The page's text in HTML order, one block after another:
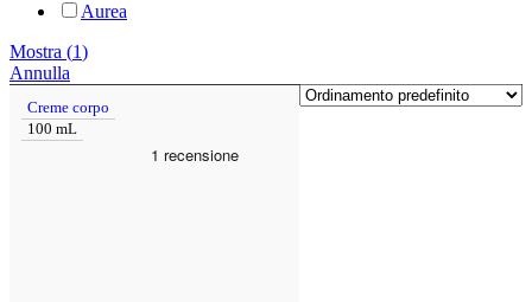
Aurea
Mostra (1)
Annulla
Creme corpo
100 mL